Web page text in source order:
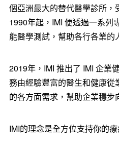
個亞洲最大的替代醫學診所，
1990年起，IMI 便透過一系列
能醫學測試，幫助各行各業的
2019年，IMI 推出了 IMI 企業
務由經驗豐富的醫生和健康
的各方面需求，幫助企業穩步
IMI的理念是全方位支持你的